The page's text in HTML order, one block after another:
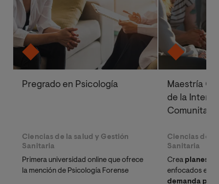
Pregrado en Psicología
Ciencias de la salud y Gestión
Sanitaria
Primera universidad online que ofrece
la mención de Psicología Forense
Maestría
de la
Comunitaria
Ciencias de
Sanitaria
Crea planes
enfocados en
demanda